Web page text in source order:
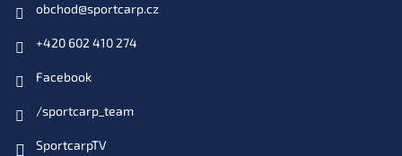
obchod@sportcarp.cz
+420 602 410 274
Facebook
/sportcarp_team
SportcarpTV